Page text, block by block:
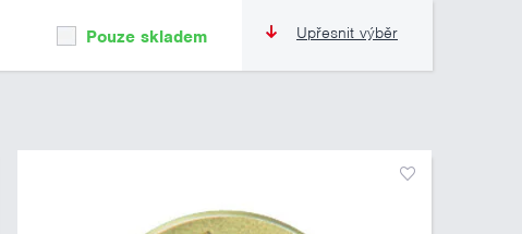
Upřesnit výběr
Pouze skladem